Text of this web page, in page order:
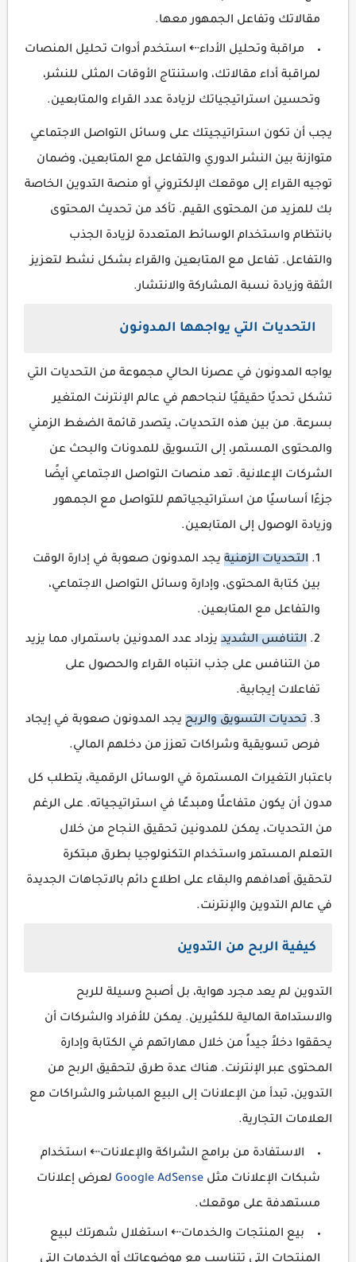
مقالاتك وتفاعل الجمهور معها.
مراقبة وتحليل الأداء⇠ استخدم أدوات تحليل المنصات
لمراقبة أداء مقالاتك، واستنتاج الأوقات المثلى للنشر،
وتحسين استراتيجياتك لزيادة عدد القراء والمتابعين.
يجب أن تكون استراتيجيتك على وسائل التواصل الاجتماعي
متوازنة بين النشر الدوري والتفاعل مع المتابعين، وضمان
توجيه القراء إلى موقعك الإلكتروني أو منصة التدوين الخاصة
بك للمزيد من المحتوى القيم. تأكد من تحديث المحتوى
بانتظام واستخدام الوسائط المتعددة لزيادة الجذب
والتفاعل. تفاعل مع المتابعين والقراء بشكل نشط لتعزيز
الثقة وزيادة نسبة المشاركة والانتشار.
التحديات التي يواجهها المدونون
يواجه المدونون في عصرنا الحالي مجموعة من التحديات التي
تشكل تحديًا حقيقيًا لنجاحهم في عالم الإنترنت المتغير
بسرعة. من بين هذه التحديات، يتصدر قائمة الضغط الزمني
والمحتوى المستمر، إلى التسويق للمدونات والبحث عن
الشركات الإعلانية. تعد منصات التواصل الاجتماعي أيضًا
جزءًا أساسيًا من استراتيجياتهم للتواصل مع الجمهور
وزيادة الوصول إلى المتابعين.
التحديات الزمنيةيجد المدونون صعوبة في إدارة الوقت
بين كتابة المحتوى، وإدارة وسائل التواصل الاجتماعي،
والتفاعل مع المتابعين.
التنافس الشديديزداد عدد المدونين باستمرار، مما يزيد
من التنافس على جذب انتباه القراء والحصول على
تفاعلات إيجابية.
تحديات التسويق والربح يجد المدونون صعوبة في إيجاد
فرص تسويقية وشراكات تعزز من دخلهم المالي.
باعتبار التغيرات المستمرة في الوسائل الرقمية، يتطلب كل
مدون أن يكون متفاعلًا ومبدعًا في استراتيجياته. على الرغم
من التحديات، يمكن للمدونين تحقيق النجاح من خلال
التعلم المستمر واستخدام التكنولوجيا بطرق مبتكرة
لتحقيق أهدافهم والبقاء على اطلاع دائم بالاتجاهات الجديدة
في عالم التدوين والإنترنت.
كيفية الربح من التدوين
التدوين لم يعد مجرد هواية، بل أصبح وسيلة للربح
والاستدامة المالية للكثيرين. يمكن للأفراد والشركات أن
يحققوا دخلاً جيداً من خلال مهاراتهم في الكتابة وإدارة
المحتوى عبر الإنترنت. هناك عدة طرق لتحقيق الربح من
التدوين، تبدأ من الإعلانات إلى البيع المباشر والشراكات مع
العلامات التجارية.
الاستفادة من برامج الشراكة والإعلانات⇠ استخدام
شبكات الإعلانات مثل
لعرض إعلانات
مستهدفة على موقعك.
بيع المنتجات والخدمات⇠ استغلال شهرتك لبيع